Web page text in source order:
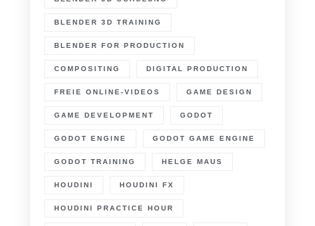
BLENDER 3D TRAINING
BLENDER FOR PRODUCTION
COMPOSITING DIGITAL PRODUCTION
FREIE ONLINE-VIDEOS GAME DESIGN
GAME DEVELOPMENT GODOT
GODOT ENGINE GODOT GAME ENGINE
GODOT TRAINING HELGE MAUS
HOUDINI HOUDINI FX
HOUDINI PRACTICE HOUR